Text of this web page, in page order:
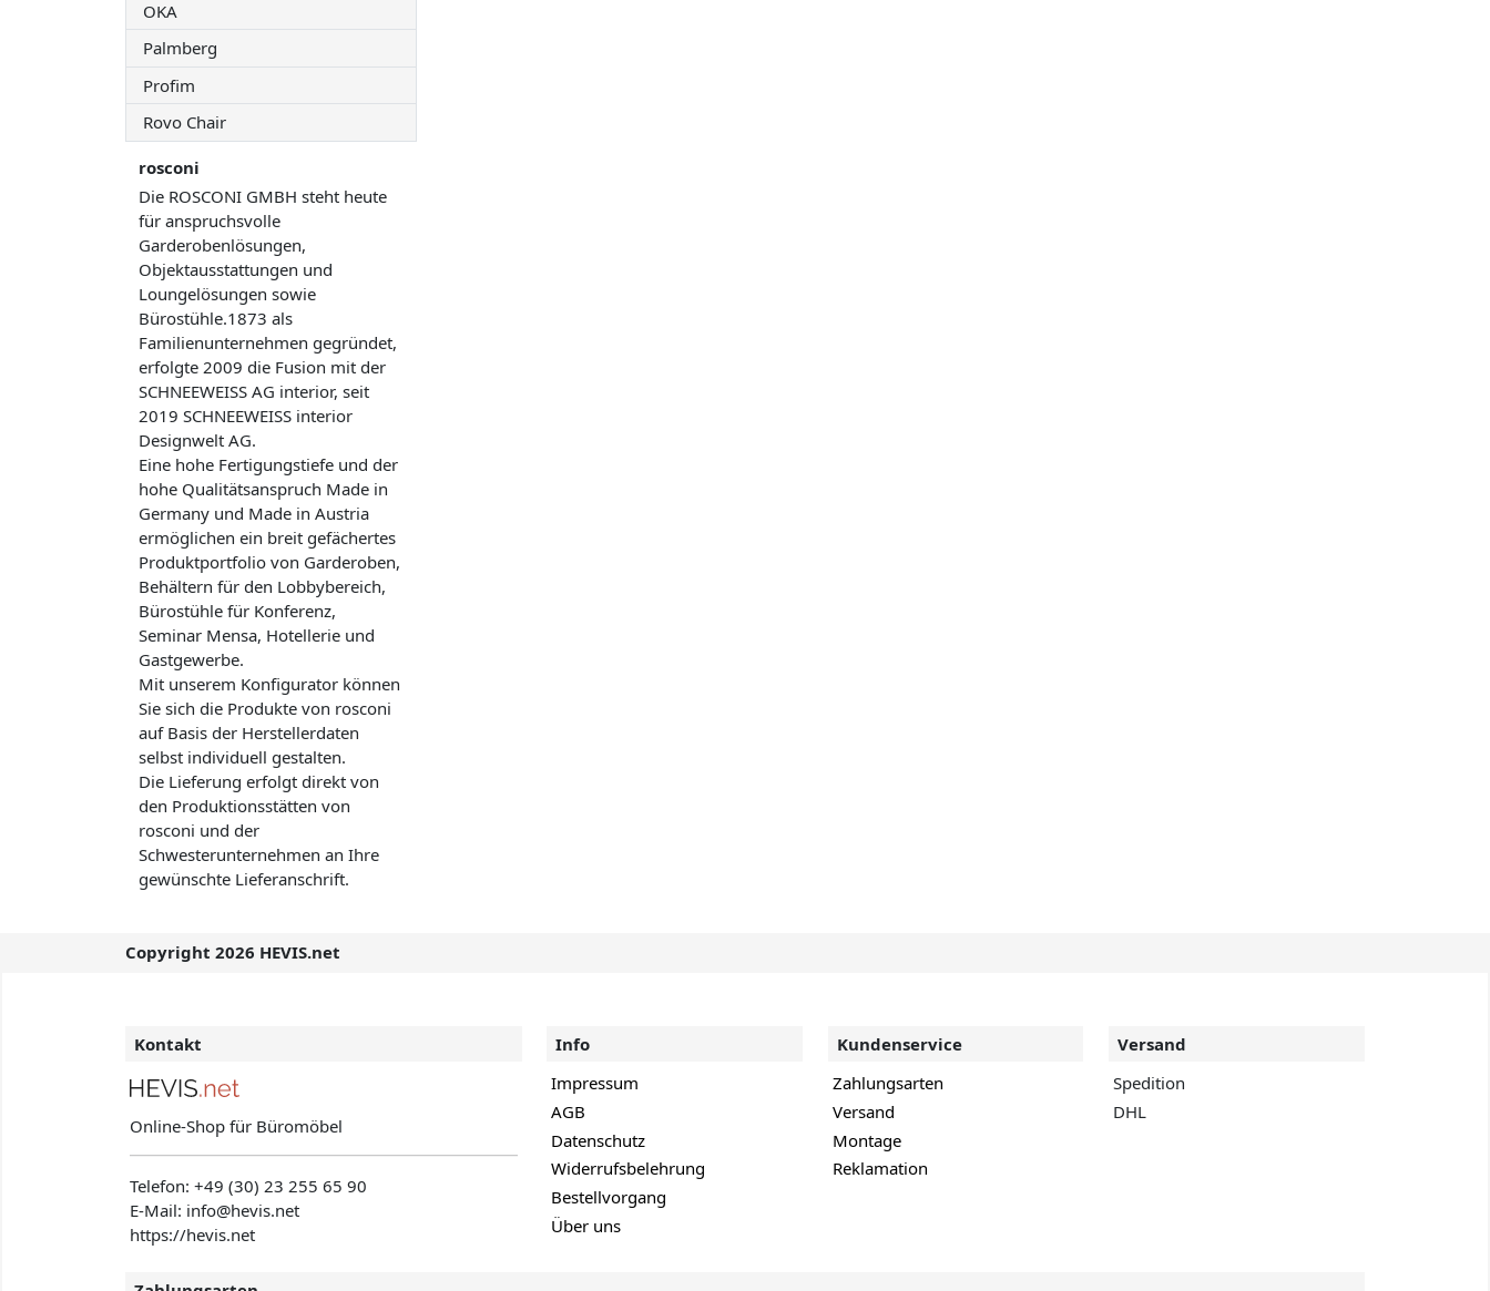
OKA
Palmberg
Profim
Rovo Chair
rosconi
Die ROSCONI GMBH steht heute
für anspruchsvolle
Garderobenlösungen,
Objektausstattungen und
Loungelösungen sowie
Bürostühle.1873 als
Familienunternehmen gegründet,
erfolgte 2009 die Fusion mit der
SCHNEEWEISS AG interior, seit
2019 SCHNEEWEISS interior
Designwelt AG.
Eine hohe Fertigungstiefe und der
hohe Qualitätsanspruch Made in
Germany und Made in Austria
ermöglichen ein breit gefächertes
Produktportfolio von Garderoben,
Behältern für den Lobbybereich,
Bürostühle für Konferenz,
Seminar Mensa, Hotellerie und
Gastgewerbe.
Mit unserem Konfigurator können
Sie sich die Produkte von rosconi
auf Basis der Herstellerdaten
selbst individuell gestalten.
Die Lieferung erfolgt direkt von
den Produktionsstätten von
rosconi und der
Schwesterunternehmen an Ihre
gewünschte Lieferanschrift.
Copyright 2026 HEVIS.net
Kontakt
Online-Shop für Büromöbel
Telefon:+49 (30) 23 255 65 90
E-Mail: info@hevis.net
https://hevis.net
Info
Impressum
AGB
Datenschutz
Widerrufsbelehrung
Bestellvorgang
Über uns
Kundenservice
Zahlungsarten
Versand
Montage
Reklamation
Versand
Spedition
DHL